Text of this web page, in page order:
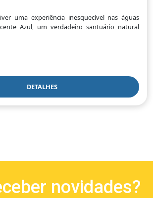
uma experiência inesquecível nas águas
Azul, um verdadeiro santuário natural
DETALHES
novidades?